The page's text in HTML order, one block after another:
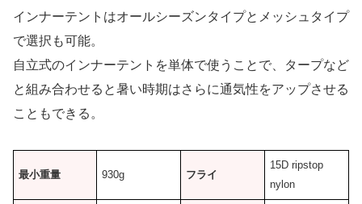
インナーテントはオールシーズンタイプとメッシュタイプ
で選択も可能。
自立式のインナーテントを単体で使うことで、タープなど
と組み合わせると暑い時期はさらに通気性をアップさせる
こともできる。
最小重量 930g フライ
15D ripstop
nylon